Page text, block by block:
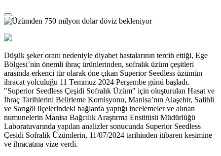
Düşük şeker oranı nedeniyle diyabet hastalarının tercih ettiği, Ege
Bölgesi’nin önemli ihraç ürünlerinden, sofralık üzüm çeşitleri
arasında erkenci tür olarak öne çıkan Superior Seedless üzümün
ihracat yolculuğu 11 Temmuz 2024 Perşembe günü başladı.
"Superior Seedless Çeşidi Sofralık Üzüm" için oluşturulan Hasat ve
İhraç Tarihlerini Belirleme Komisyonu, Manisa’nın Alaşehir, Salihli
ve Sarıgöl ilçelerindeki bağlarda yaptığı incelemeler ve alınan
numunelerin Manisa Bağcılık Araştırma Enstitüsü Müdürlüğü
Laboratuvarında yapılan analizler sonucunda Superior Seedless
Çesidi Sofralik Üzümlerin, 11/07/2024 tarihinden itibaren kesimine
ve ihracatına vize verdi.